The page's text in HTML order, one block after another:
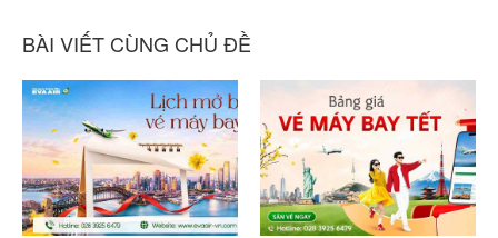
BÀI VIẾT CÙNG CHỦ ĐỀ